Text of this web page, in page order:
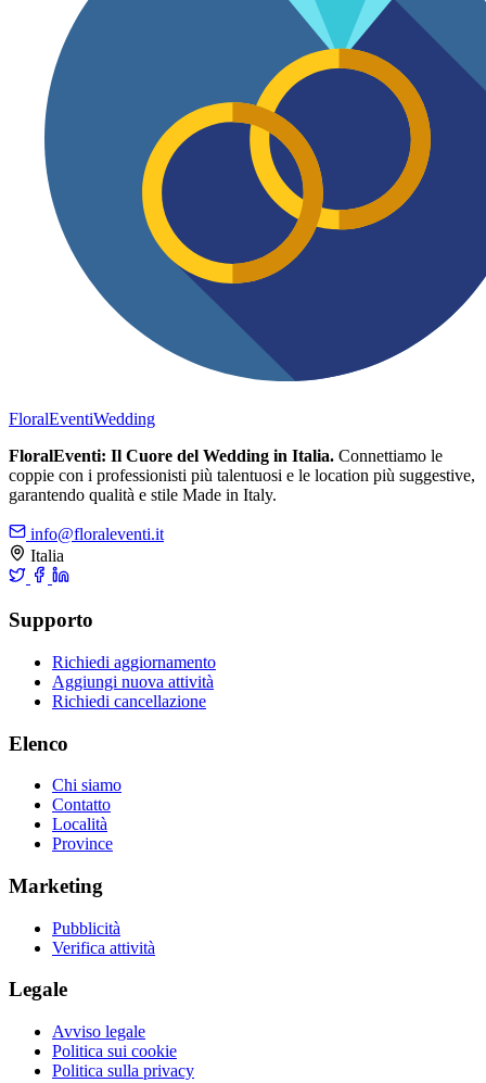
FloralEventiWedding
FloralEventi: Il Cuore del Wedding in Italia. Connettiamo le
coppie con i professionisti più talentuosi e le location più suggestive,
garantendo qualità e stile Made in Italy.
info@floraleventi.it
Italia
Supporto
Richiedi aggiornamento
Aggiungi nuova attività
Richiedi cancellazione
Elenco
Chi siamo
Contatto
Località
Province
Marketing
Pubblicità
Verifica attività
Legale
Avviso legale
Politica sui cookie
Politica sulla privacy